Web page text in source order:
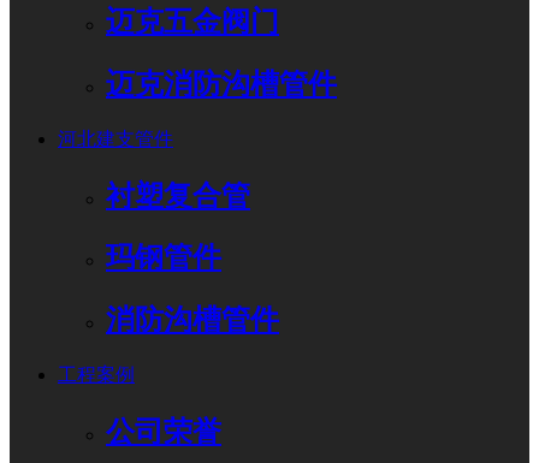
迈克五金阀门
迈克消防沟槽管件
河北建支管件
衬塑复合管
玛钢管件
消防沟槽管件
工程案例
公司荣誉